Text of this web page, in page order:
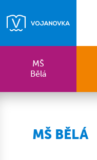
MŠ
Bělá
MŠ BĚLÁ